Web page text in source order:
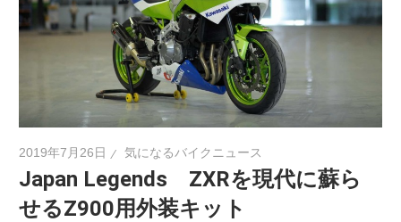
ク
ュ
ー
2019年7月26日 気になるバイクニュース
Japan Legends ZXRを現代に蘇ら
せるZ900用外装キット